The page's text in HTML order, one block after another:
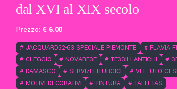
dal XVI al XIX secolo
Prezzo: € 6.00
# JACQUARD62-63 SPECIALE PIEMONTE # FLAVIA
# OLEGGIO # NOVARESE # TESSILI ANTICHI #
# DAMASCO # SERVIZI LITURGICI # VELLUTO
# MOTIVI DECORATIVI # TINTURA # TAFFETAS